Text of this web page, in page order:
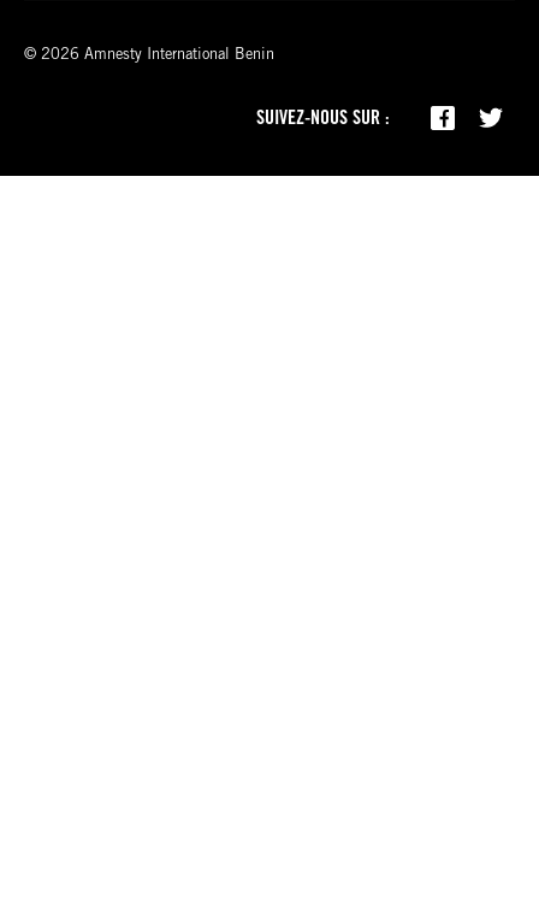
© 2026 Amnesty International Benin
SUIVEZ-NOUS SUR :